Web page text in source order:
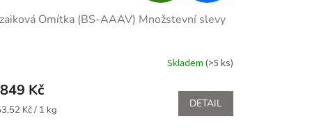
A
R
M
A
Omítka (BS-AAAV) Množstevní slevy
Skladem (>5 ks)
849 Kč
Kč / 1 kg DETAIL